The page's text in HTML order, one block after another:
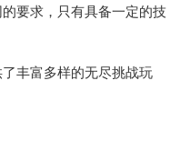
要求，只有具备一定的技
丰富多样的无尽挑战玩